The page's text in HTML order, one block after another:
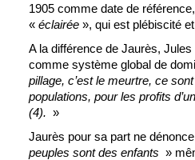
1905 comme date de
« éclairée », qui est plébiscité
A la différence de Jaurès,
comme système global de
pillage, c’est le meurtre, ce
populations, pour les profits
(4). »
Jaurès pour sa part ne
peuples sont des enfants »